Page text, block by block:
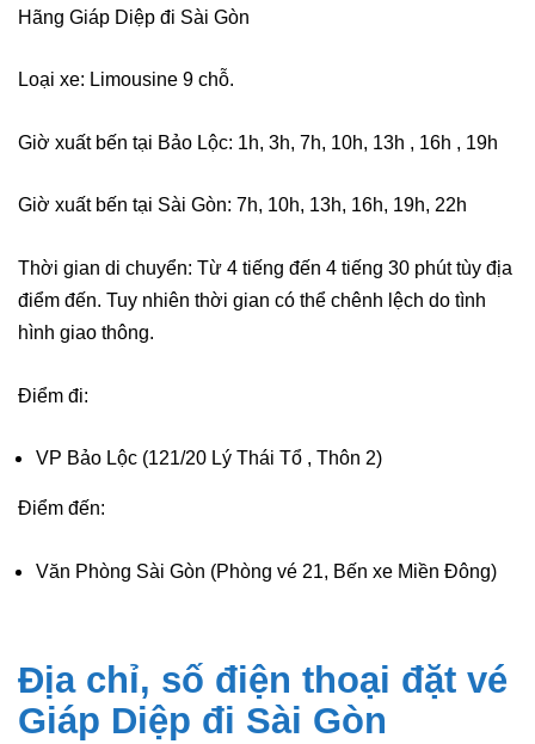
Hãng Giáp Diệp đi Sài Gòn
Loại xe: Limousine 9 chỗ.
Giờ xuất bến tại Bảo Lộc: 1h, 3h, 7h, 10h, 13h , 16h , 19h
Giờ xuất bến tại Sài Gòn: 7h, 10h, 13h, 16h, 19h, 22h
Thời gian di chuyển: Từ 4 tiếng đến 4 tiếng 30 phút tùy địa
điểm đến. Tuy nhiên thời gian có thể chênh lệch do tình
hình giao thông.
Điểm đi:
VP Bảo Lộc (121/20 Lý Thái Tổ , Thôn 2)
Điểm đến:
Văn Phòng Sài Gòn (Phòng vé 21, Bến xe Miền Đông)
Địa chỉ, số điện thoại đặt vé
Giáp Diệp đi Sài Gòn